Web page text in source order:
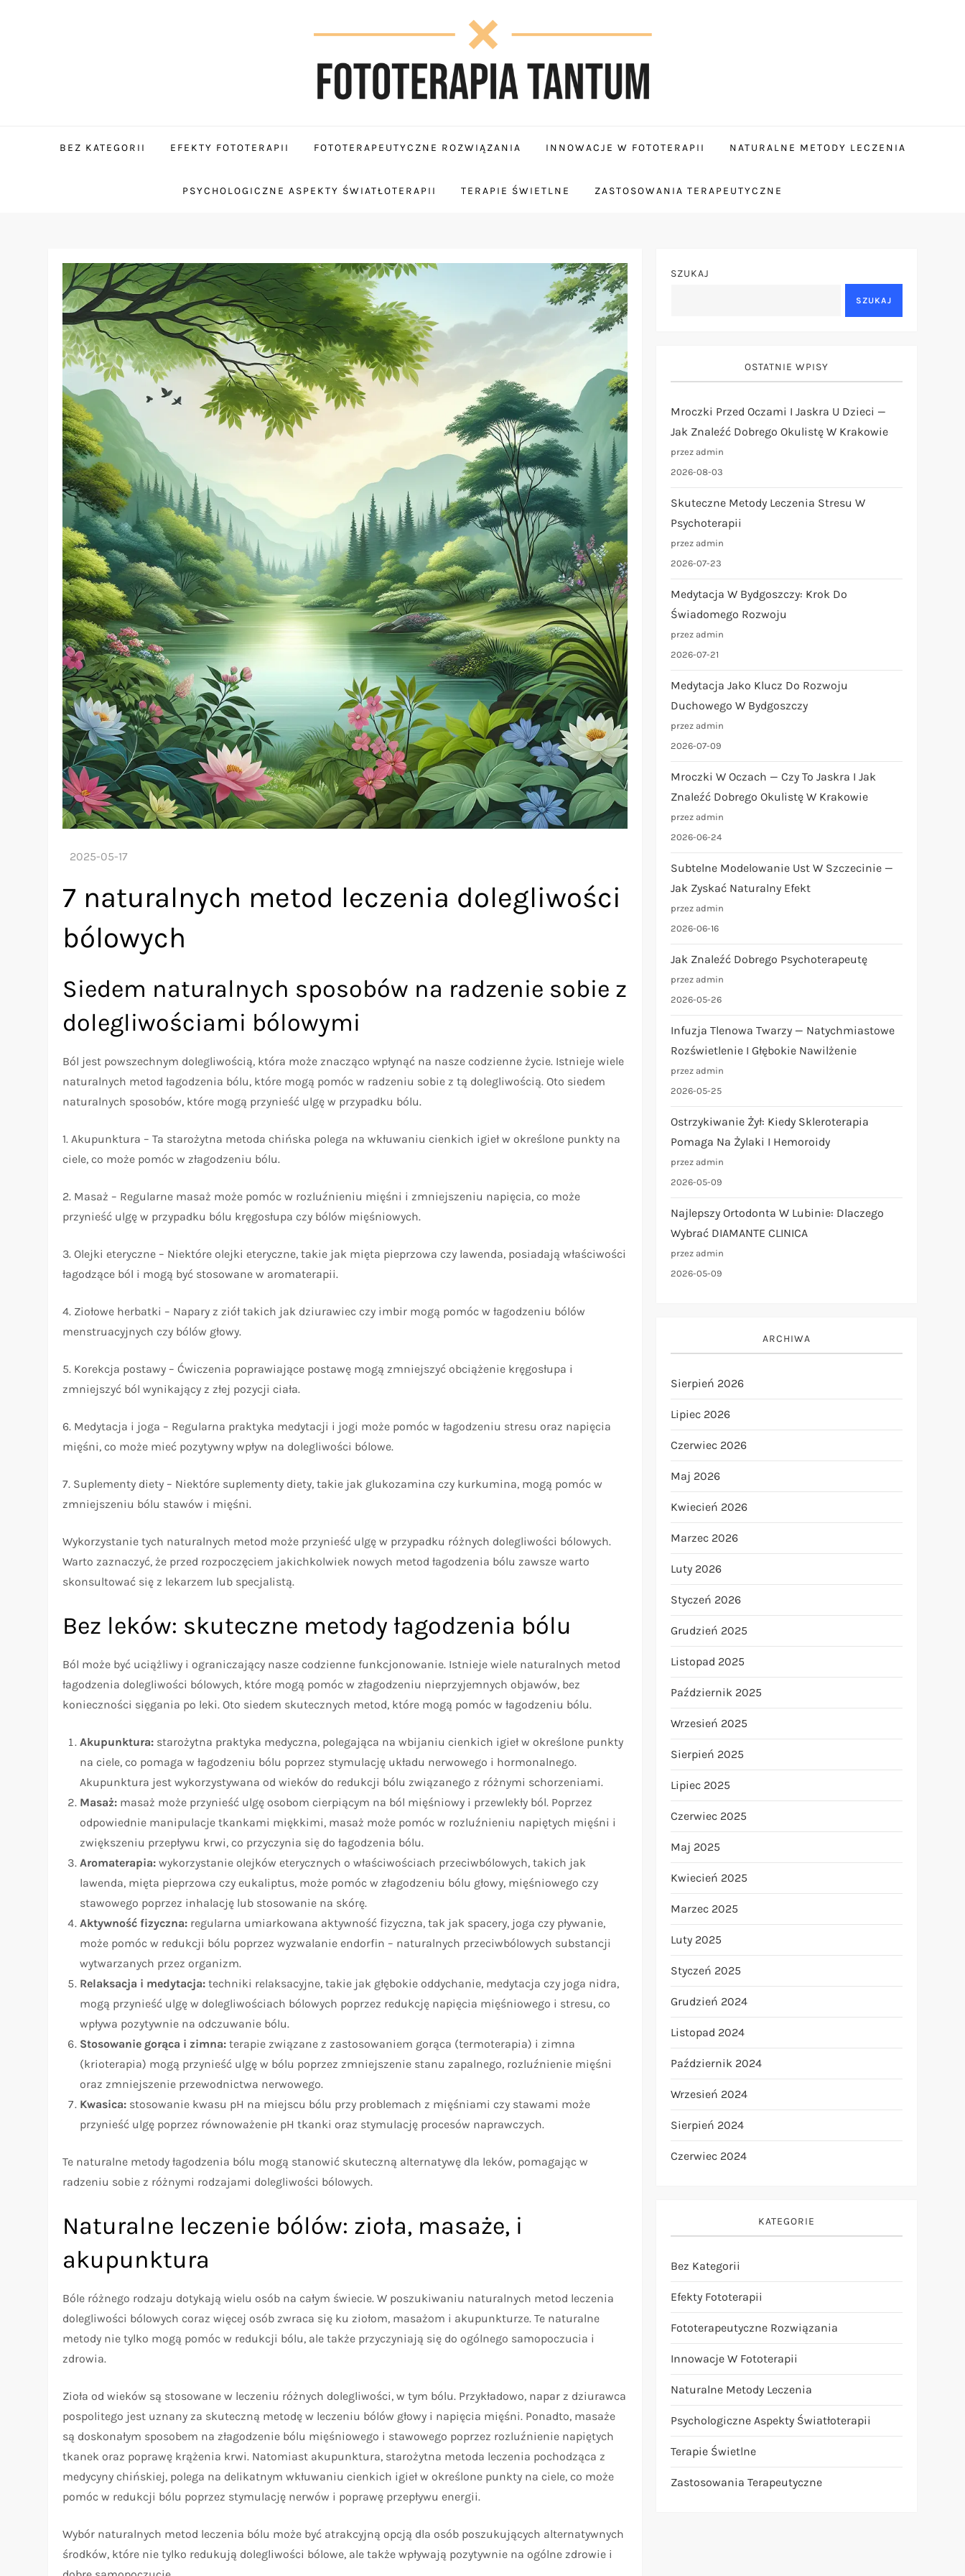
BEZ KATEGORII EFEKTY FOTOTERAPII FOTOTERAPEUTYCZNE ROZWIĄZANIA INNOWACJE W FOTOTERAPII NATURALNE METODY LECZENIA
PSYCHOLOGICZNE ASPEKTY ŚWIATŁOTERAPII TERAPIE ŚWIETLNE ZASTOSOWANIA TERAPEUTYCZNE
7 naturalnych metod leczenia dolegliwości
bólowych
Siedem naturalnych sposobów na radzenie sobie z
dolegliwościami bólowymi
Ból jest powszechnym dolegliwością, która może znacząco wpłynąć na nasze codzienne życie. Istnieje wiele
naturalnych metod łagodzenia bólu, które mogą pomóc w radzeniu sobie z tą dolegliwością. Oto siedem
naturalnych sposobów, które mogą przynieść ulgę w przypadku bólu.
1. Akupunktura – Ta starożytna metoda chińska polega na wkłuwaniu cienkich igieł w określone punkty na
ciele, co może pomóc w złagodzeniu bólu.
2. Masaż – Regularne masaż może pomóc w rozluźnieniu mięśni i zmniejszeniu napięcia, co może
przynieść ulgę w przypadku bólu kręgosłupa czy bólów mięśniowych.
3. Olejki eteryczne – Niektóre olejki eteryczne, takie jak mięta pieprzowa czy lawenda, posiadają właściwości
łagodzące ból i mogą być stosowane w aromaterapii.
4. Ziołowe herbatki – Napary z ziół takich jak dziurawiec czy imbir mogą pomóc w łagodzeniu bólów
menstruacyjnych czy bólów głowy.
5. Korekcja postawy – Ćwiczenia poprawiające postawę mogą zmniejszyć obciążenie kręgosłupa i
zmniejszyć ból wynikający z złej pozycji ciała.
6. Medytacja i joga – Regularna praktyka medytacji i jogi może pomóc w łagodzeniu stresu oraz napięcia
mięśni, co może mieć pozytywny wpływ na dolegliwości bólowe.
7. Suplementy diety – Niektóre suplementy diety, takie jak glukozamina czy kurkumina, mogą pomóc w
zmniejszeniu bólu stawów i mięśni.
Wykorzystanie tych naturalnych metod może przynieść ulgę w przypadku różnych dolegliwości bólowych.
Warto zaznaczyć, że przed rozpoczęciem jakichkolwiek nowych metod łagodzenia bólu zawsze warto
skonsultować się z lekarzem lub specjalistą.
Bez leków: skuteczne metody łagodzenia bólu
Ból może być uciążliwy i ograniczający nasze codzienne funkcjonowanie. Istnieje wiele naturalnych metod
łagodzenia dolegliwości bólowych, które mogą pomóc w złagodzeniu nieprzyjemnych objawów, bez
konieczności sięgania po leki. Oto siedem skutecznych metod, które mogą pomóc w łagodzeniu bólu.
Akupunktura: starożytna praktyka medyczna, polegająca na wbijaniu cienkich igieł w określone punkty
na ciele, co pomaga w łagodzeniu bólu poprzez stymulację układu nerwowego i hormonalnego.
Akupunktura jest wykorzystywana od wieków do redukcji bólu związanego z różnymi schorzeniami.
Masaż: masaż może przynieść ulgę osobom cierpiącym na ból mięśniowy i przewlekły ból. Poprzez
odpowiednie manipulacje tkankami miękkimi, masaż może pomóc w rozluźnieniu napiętych mięśni i
zwiększeniu przepływu krwi, co przyczynia się do łagodzenia bólu.
Aromaterapia: wykorzystanie olejków eterycznych o właściwościach przeciwbólowych, takich jak
lawenda, mięta pieprzowa czy eukaliptus, może pomóc w złagodzeniu bólu głowy, mięśniowego czy
stawowego poprzez inhalację lub stosowanie na skórę.
Aktywność fizyczna: regularna umiarkowana aktywność fizyczna, tak jak spacery, joga czy pływanie,
może pomóc w redukcji bólu poprzez wyzwalanie endorfin – naturalnych przeciwbólowych substancji
wytwarzanych przez organizm.
Relaksacja i medytacja: techniki relaksacyjne, takie jak głębokie oddychanie, medytacja czy joga nidra,
mogą przynieść ulgę w dolegliwościach bólowych poprzez redukcję napięcia mięśniowego i stresu, co
wpływa pozytywnie na odczuwanie bólu.
Stosowanie gorąca i zimna: terapie związane z zastosowaniem gorąca (termoterapia) i zimna
(krioterapia) mogą przynieść ulgę w bólu poprzez zmniejszenie stanu zapalnego, rozluźnienie mięśni
oraz zmniejszenie przewodnictwa nerwowego.
Kwasica: stosowanie kwasu pH na miejscu bólu przy problemach z mięśniami czy stawami może
przynieść ulgę poprzez równoważenie pH tkanki oraz stymulację procesów naprawczych.
Te naturalne metody łagodzenia bólu mogą stanowić skuteczną alternatywę dla leków, pomagając w
radzeniu sobie z różnymi rodzajami dolegliwości bólowych.
Naturalne leczenie bólów: zioła, masaże, i
akupunktura
Bóle różnego rodzaju dotykają wielu osób na całym świecie. W poszukiwaniu naturalnych metod leczenia
dolegliwości bólowych coraz więcej osób zwraca się ku ziołom, masażom i akupunkturze. Te naturalne
metody nie tylko mogą pomóc w redukcji bólu, ale także przyczyniają się do ogólnego samopoczucia i
zdrowia.
Zioła od wieków są stosowane w leczeniu różnych dolegliwości, w tym bólu. Przykładowo, napar z dziurawca
pospolitego jest uznany za skuteczną metodę w leczeniu bólów głowy i napięcia mięśni. Ponadto, masaże
są doskonałym sposobem na złagodzenie bólu mięśniowego i stawowego poprzez rozluźnienie napiętych
tkanek oraz poprawę krążenia krwi. Natomiast akupunktura, starożytna metoda leczenia pochodząca z
medycyny chińskiej, polega na delikatnym wkłuwaniu cienkich igieł w określone punkty na ciele, co może
pomóc w redukcji bólu poprzez stymulację nerwów i poprawę przepływu energii.
Wybór naturalnych metod leczenia bólu może być atrakcyjną opcją dla osób poszukujących alternatywnych
środków, które nie tylko redukują dolegliwości bólowe, ale także wpływają pozytywnie na ogólne zdrowie i
SZUKAJ
SZUKAJ
OSTATNIE WPISY
Mroczki Przed Oczami I Jaskra U Dzieci —
Jak Znaleźć Dobrego Okulistę W Krakowie
przez admin
2026-08-03
Skuteczne Metody Leczenia Stresu W
Psychoterapii
przez admin
2026-07-23
Medytacja W Bydgoszczy: Krok Do
Świadomego Rozwoju
przez admin
2026-07-21
Medytacja Jako Klucz Do Rozwoju
Duchowego W Bydgoszczy
przez admin
2026-07-09
Mroczki W Oczach — Czy To Jaskra I Jak
Znaleźć Dobrego Okulistę W Krakowie
przez admin
2026-06-24
Subtelne Modelowanie Ust W Szczecinie —
Jak Zyskać Naturalny Efekt
przez admin
2026-06-16
Jak Znaleźć Dobrego Psychoterapeutę
przez admin
2026-05-26
Infuzja Tlenowa Twarzy — Natychmiastowe
Rozświetlenie I Głębokie Nawilżenie
przez admin
2026-05-25
Ostrzykiwanie Żył: Kiedy Skleroterapia
Pomaga Na Żylaki I Hemoroidy
przez admin
2026-05-09
Najlepszy Ortodonta W Lubinie: Dlaczego
Wybrać DIAMANTE CLINICA
przez admin
2026-05-09
ARCHIWA
Sierpień 2026
Lipiec 2026
Czerwiec 2026
Maj 2026
Kwiecień 2026
Marzec 2026
Luty 2026
Styczeń 2026
Grudzień 2025
Listopad 2025
Październik 2025
Wrzesień 2025
Sierpień 2025
Lipiec 2025
Czerwiec 2025
Maj 2025
Kwiecień 2025
Marzec 2025
Luty 2025
Styczeń 2025
Grudzień 2024
Listopad 2024
Październik 2024
Wrzesień 2024
Sierpień 2024
Czerwiec 2024
KATEGORIE
Bez Kategorii
Efekty Fototerapii
Fototerapeutyczne Rozwiązania
Innowacje W Fototerapii
Naturalne Metody Leczenia
Psychologiczne Aspekty Światłoterapii
Terapie Świetlne
Zastosowania Terapeutyczne